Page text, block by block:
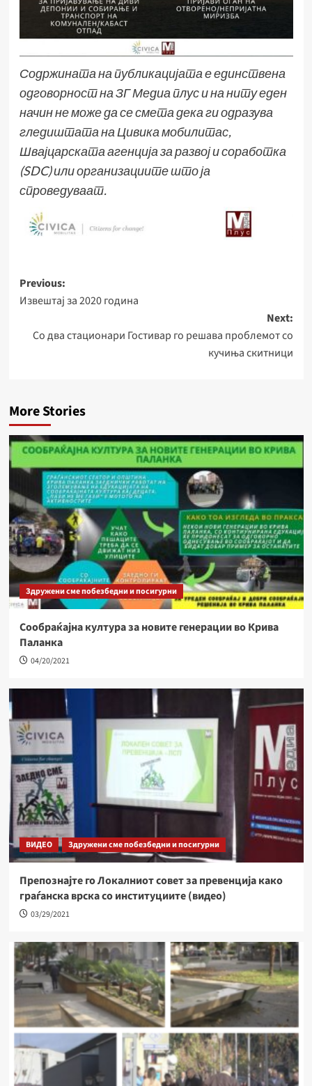
Содржината на публикацијата е единствена
одговорност на ЗГ Медиа плус и на ниту еден
начин не може да се смета дека ги одразува
гледиштата на Цивика мобилитас,
Швајцарската агенција за развој и соработка
(SDC) или организациите што ја
спроведуваат.
Post
navigation
Previous:
Извештај за 2020 година
Next:
Со два стационари Гостивар го решава проблемот со
кучиња скитници
More Stories
Здружени сме побезбедни и посигурни
Сообраќајна култура за новите генерации во Крива
Паланка
04/20/2021
ВИДЕО Здружени сме побезбедни и посигурни
Препознајте го Локалниот совет за превенција како
граѓанска врска со институциите (видео)
03/29/2021